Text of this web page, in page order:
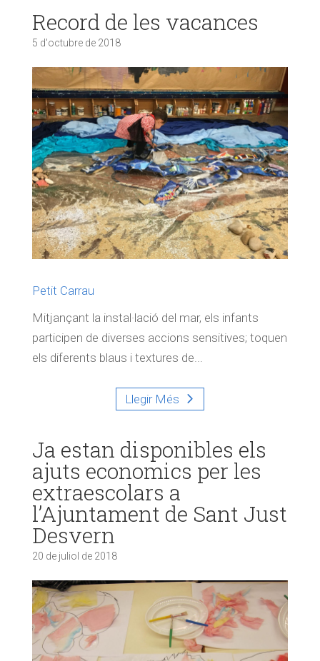
Record de les vacances
5 d'octubre de 2018
Petit Carrau
Mitjançant la instal·lació del mar, els infants
participen de diverses accions sensitives; toquen
els diferents blaus i textures de...
Llegir Més
Ja estan disponibles els
ajuts economics per les
extraescolars a
l’Ajuntament de Sant Just
Desvern
20 de juliol de 2018